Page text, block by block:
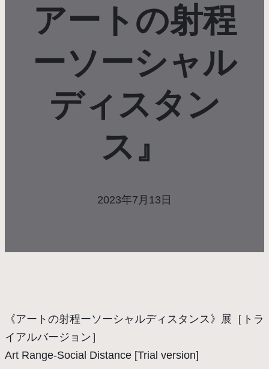
アートの射程
ーソーシャル
ディスタン
ス』
2023年7月13日
《アートの射程ーソーシャルディスタンス》展［トラ
イアルバージョン］
Art Range-Social Distance [Trial version]